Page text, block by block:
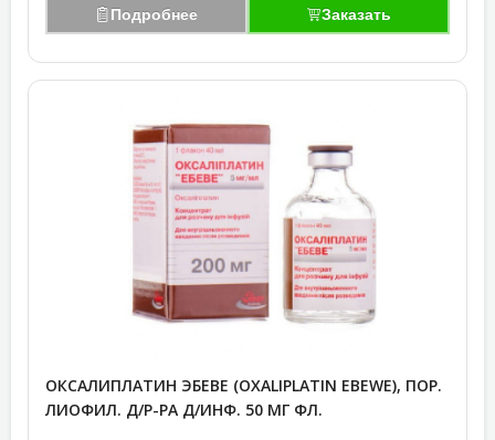
Подробнее Заказать
ОКСАЛИПЛАТИН ЭБЕВЕ (OXALIPLATIN EBEWE), ПОР.
ЛИОФИЛ. Д/Р-РА Д/ИНФ. 50 МГ ФЛ.